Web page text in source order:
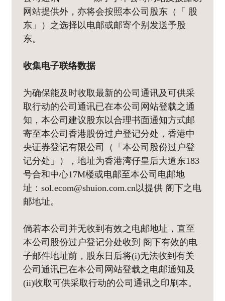
网站提供外，亦将会按照本公司股东（「 股
东」）之选择以电邮或邮寄个别发送予股
东。
收集电子联络数据
为确保能及时收取最新的公司通讯及可供采
取行动的公司通讯已在本公司网站登载之通
知，本公司建议股东以合理书面通知方式邮
寄至本公司香港股份过户登记分处，香港中
央证券登记有限公司（「本公司股份过户登
记分处」），地址为香港湾仔皇后大道东183
号合和中心17M楼或电邮至本公司电邮地
址：sol.ecom@shuion.com.cn以提供 阁下之电
邮地址。
倘若本公司并无收到有效之电邮地址，直至
本公司股份过户登记分处收到 阁下有效的电
子邮件地址前，股东日后将(i)无法收到有关
公司通讯已在本公司网站登载之电邮通知及
(ii)收取可供采取行动的公司通讯之印刷本。